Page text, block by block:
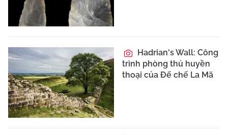
Hadrian's Wall: Công
trình phòng thủ huyền
thoại của Đế chế La Mã